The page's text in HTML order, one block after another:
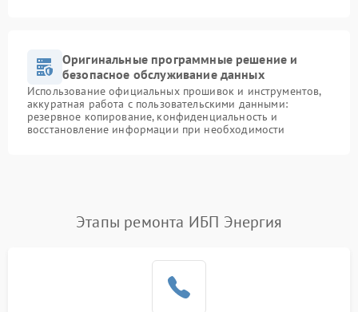
Оригинальные программные решение и
безопасное обслуживание данных
Использование официальных прошивок и инструментов,
аккуратная работа с пользовательскими данными:
резервное копирование, конфиденциальность и
восстановление информации при необходимости
Этапы ремонта ИБП Энергия